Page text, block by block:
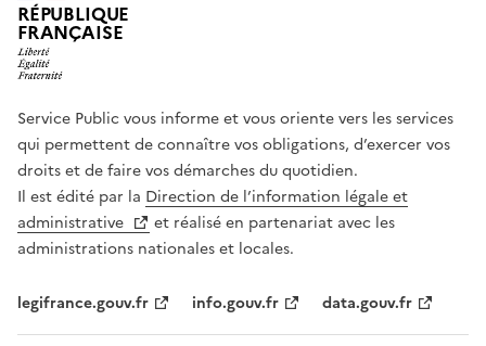
RÉPUBLIQUE
FRANÇAISE
Service Public vous informe et vous oriente vers les services
qui permettent de connaître vos obligations, d’exercer vos
droits et de faire vos démarches du quotidien.
Il est édité par la Direction de l’information légale et
administrative
et réalisé en partenariat avec les
administrations nationales et locales.
legifrance.gouv.fr info.gouv.fr data.gouv.fr